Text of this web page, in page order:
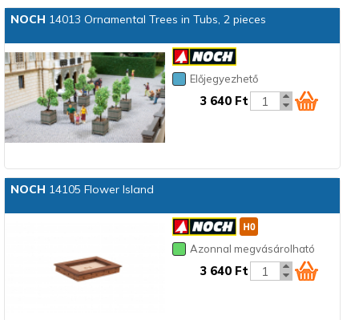
NOCH 14013 Ornamental Trees in Tubs, 2 pieces
Előjegyezhető
3 640 Ft
NOCH 14105 Flower Island
Azonnal megvásárolható
3 640 Ft